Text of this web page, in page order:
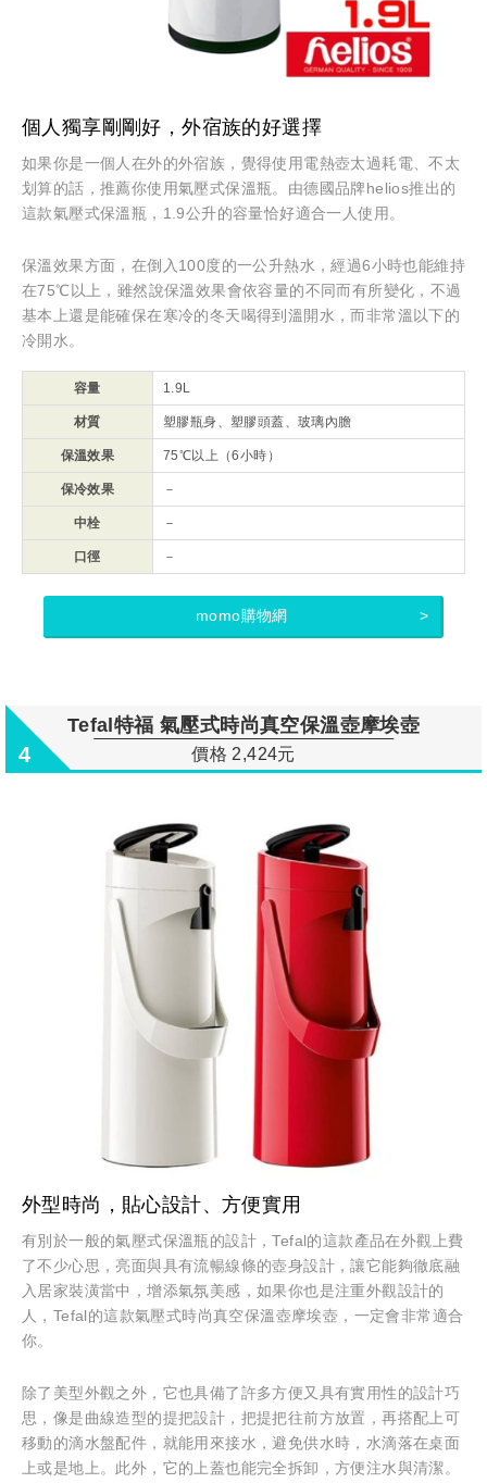
個人獨享剛剛好，外宿族的好選擇
如果你是一個人在外的外宿族，覺得使用電熱壺太過耗電、不太
划算的話，推薦你使用氣壓式保溫瓶。由德國品牌helios推出的
這款氣壓式保溫瓶，1.9公升的容量恰好適合一人使用。
保溫效果方面，在倒入100度的一公升熱水，經過6小時也能維持
在75℃以上，雖然說保溫效果會依容量的不同而有所變化，不過
基本上還是能確保在寒冷的冬天喝得到溫開水，而非常溫以下的
冷開水。
容量 1.9L
材質 塑膠瓶身、塑膠頭蓋、玻璃內膽
保溫效果 75℃以上（6小時）
保冷效果 －
中栓 －
口徑 －
momo購物網
4
Tefal特福 氣壓式時尚真空保溫壺摩埃壺
價格 2,424元
外型時尚，貼心設計、方便實用
有別於一般的氣壓式保溫瓶的設計，Tefal的這款產品在外觀上費
了不少心思，亮面與具有流暢線條的壺身設計，讓它能夠徹底融
入居家裝潢當中，增添氣氛美感，如果你也是注重外觀設計的
人，Tefal的這款氣壓式時尚真空保溫壺摩埃壺，一定會非常適合
你。
除了美型外觀之外，它也具備了許多方便又具有實用性的設計巧
思，像是曲線造型的提把設計，把提把往前方放置，再搭配上可
移動的滴水盤配件，就能用來接水，避免供水時，水滴落在桌面
上或是地上。此外，它的上蓋也能完全拆卸，方便注水與清潔。